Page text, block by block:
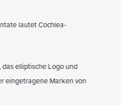
lautet Cochlea-
das elliptische Logo und
eingetragene Marken von